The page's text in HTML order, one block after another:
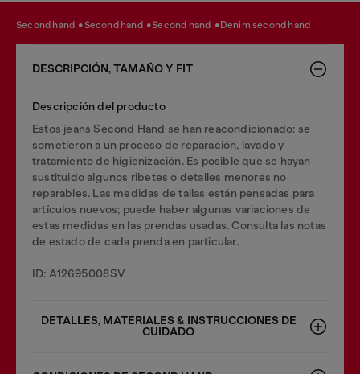
second hand second hand second hand denim second hand
DESCRIPCIÓN, TAMAÑO Y FIT
Descripción del producto
Estos jeans Second Hand se han reacondicionado: se
sometieron a un proceso de reparación, lavado y
tratamiento de higienización. Es posible que se hayan
sustituido algunos ribetes o detalles menores no
reparables. Las medidas de tallas están pensadas para
artículos nuevos; puede haber algunas variaciones de
estas medidas en las prendas usadas. Consulta las notas
de estado de cada prenda en particular.
ID: A12695008SV
DETALLES, MATERIALES & INSTRUCCIONES DE
CUIDADO